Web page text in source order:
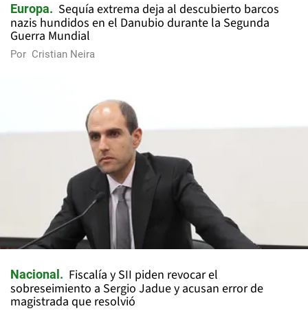
Europa
Sequía extrema deja al descubierto barcos
nazis hundidos en el Danubio durante la Segunda
Guerra Mundial
Por Cristian Neira
Nacional
Fiscalía y SII piden revocar el
sobreseimiento a Sergio Jadue y acusan error de
magistrada que resolvió